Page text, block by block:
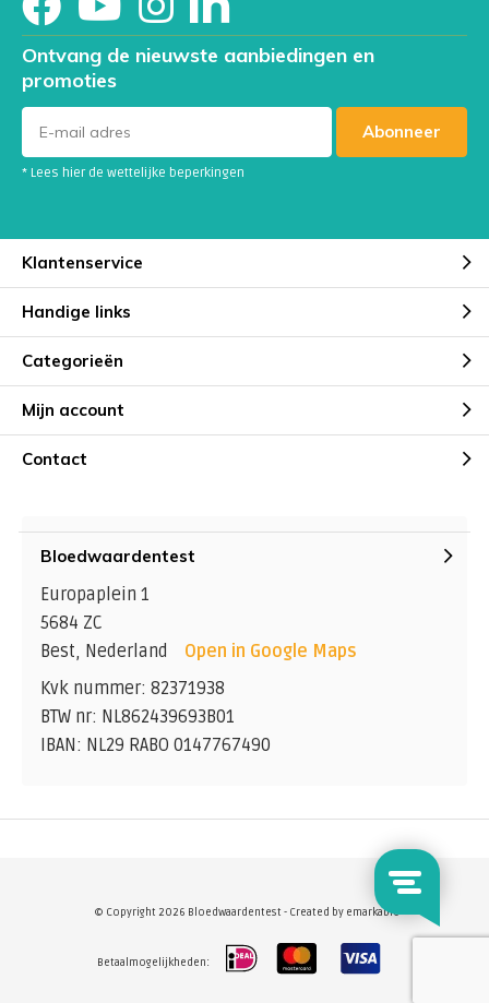
Ontvang de nieuwste aanbiedingen en
promoties
Abonneer
* Lees hier de wettelijke beperkingen
Klantenservice
Handige links
Categorieën
Mijn account
Contact
Bloedwaardentest
Europaplein 1
5684 ZC
Best, Nederland
Open in Google Maps
Kvk nummer: 82371938
BTW nr: NL862439693B01
IBAN: NL29 RABO 0147767490
© Copyright 2026 Bloedwaardentest - Created by emarkable
Betaalmogelijkheden: